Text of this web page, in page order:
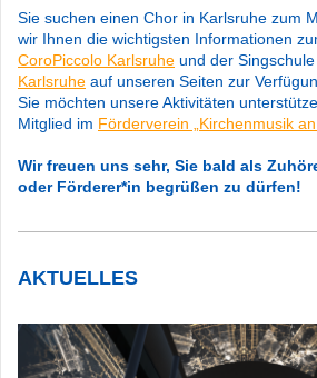
Sie suchen einen Chor in Karlsruhe zum
wir Ihnen die wichtigsten Informationen
CoroPiccolo Karlsruhe und der Singschule
Karlsruhe auf unseren Seiten zur
Sie möchten unsere Aktivitäten
Mitglied im Förderverein „Kirchenmusik
Wir freuen uns sehr, Sie bald als
oder Förderer*in begrüßen zu dürfen!
AKTUELLES